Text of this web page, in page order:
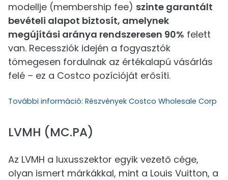
modellje (membership fee) szinte garantált
bevételi alapot biztosít, amelynek
megújítási aránya rendszeresen 90% felett
van. Recessziók idején a fogyasztók
tömegesen fordulnak az értékalapú vásárlás
felé – ez a Costco pozícióját erősíti.
További információ: Részvények Costco Wholesale Corp
LVMH (MC.PA)
Az LVMH a luxusszektor egyik vezető cége,
olyan ismert márkákkal, mint a Louis Vuitton, a